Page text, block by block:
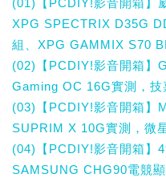
XPG SPECTRIX D35G
組、XPG GAMMIX S70
(02)【PCDIY!影音開箱】
Gaming OC 16G實測，技
(03)【PCDIY!影音開箱】
SUPRIM X 10G實測，微
(04)【PCDIY!影音開箱】
SAMSUNG CHG90電競